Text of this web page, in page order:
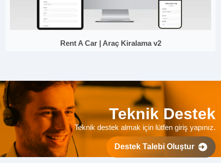
Rent A Car | Araç Kiralama v2
Teknik Destek
Teknik destek almak için lütfen giriş yapınız.
Destek Talebi Oluştur